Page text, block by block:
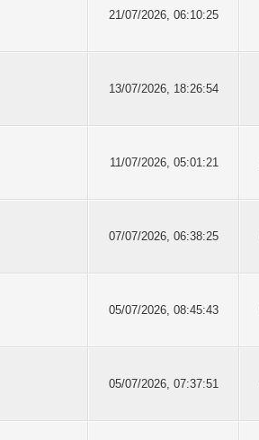
21/07/2026, 06:10:25
13/07/2026, 18:26:54
11/07/2026, 05:01:21
07/07/2026, 06:38:25
05/07/2026, 08:45:43
05/07/2026, 07:37:51